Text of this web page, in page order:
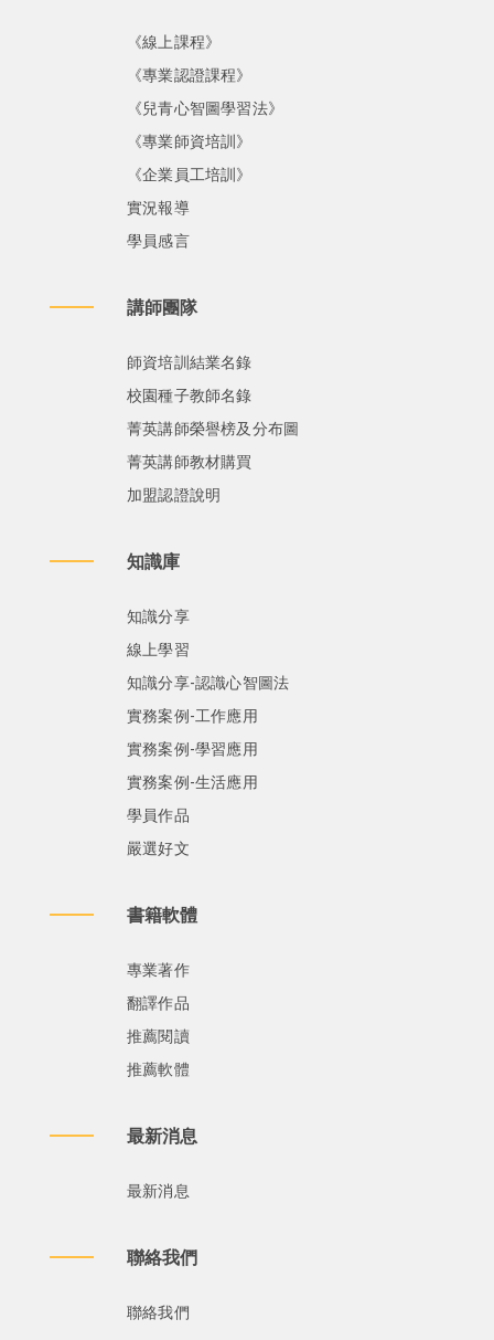
《線上課程》
《專業認證課程》
《兒青心智圖學習法》
《專業師資培訓》
《企業員工培訓》
實況報導
學員感言
講師團隊
師資培訓結業名錄
校園種子教師名錄
菁英講師榮譽榜及分布圖
菁英講師教材購買
加盟認證說明
知識庫
知識分享
線上學習
知識分享-認識心智圖法
實務案例-工作應用
實務案例-學習應用
實務案例-生活應用
學員作品
嚴選好文
書籍軟體
專業著作
翻譯作品
推薦閱讀
推薦軟體
最新消息
最新消息
聯絡我們
聯絡我們